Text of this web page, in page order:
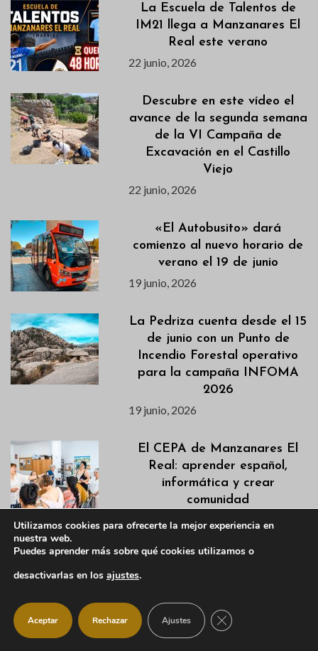
La Escuela de Talentos de
IM21 llega a Manzanares El
Real este verano
22 junio, 2026
Descubre en este vídeo el
avance de la segunda semana
de la VI Campaña de
Excavación en el Castillo
Viejo
22 junio, 2026
«El Autobusito» dará
comienzo al nuevo horario de
verano el 19 de junio
19 junio, 2026
La Pedriza cuenta desde el 15
de junio con un Punto de
Incendio Forestal operativo
para la campaña INFOMA
2026
19 junio, 2026
El CEPA de Manzanares El
Real: aprender español,
informática y crear
comunidad
19 junio, 2026
La Piscina Municipal abrirá
sus puertas el próximo 18 de
una avería
17 junio, 2026
Utilizamos cookies para ofrecerte la mejor experiencia en
nuestra web.
Puedes aprender más sobre qué cookies utilizamos o
desactivarlas en los ajustes.
Aceptar Rechazar Ajustes CERRAR EL